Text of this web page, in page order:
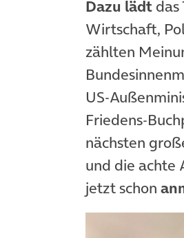
Dazu lädt
Wirtschaft,
zählten
US-
Friedens-
nächsten
und die achte
jetzt schon